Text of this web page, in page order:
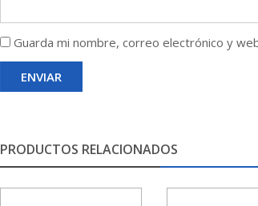
Guarda mi nombre, correo electrónico y
PRODUCTOS RELACIONADOS